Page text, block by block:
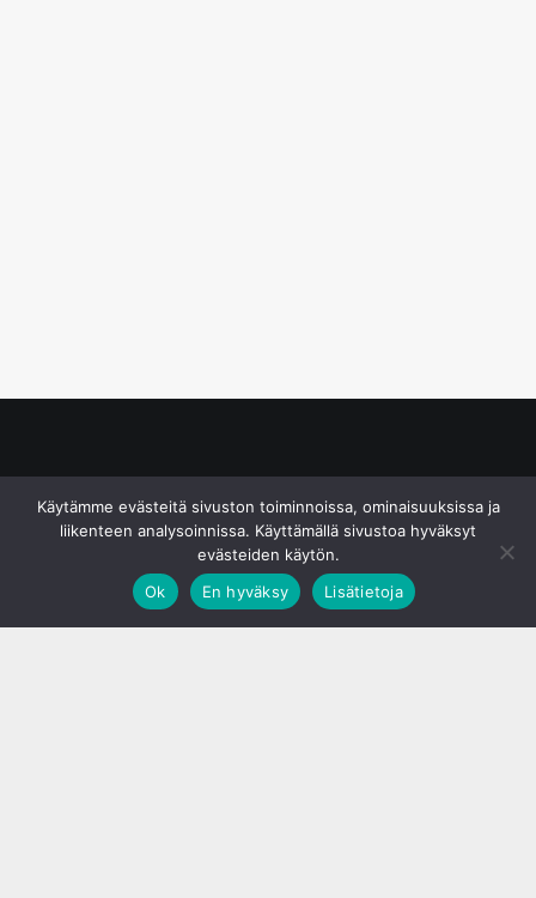
Käytämme evästeitä sivuston toiminnoissa, ominaisuuksissa ja
liikenteen analysoinnissa. Käyttämällä sivustoa hyväksyt
evästeiden käytön.
Ok
En hyväksy Lisätietoja